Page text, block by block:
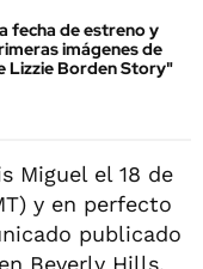
fecha de estreno y
imágenes de
Lizzie Borden Story"
Miguel el 18 de
y en perfecto
publicado
Beverly Hills,